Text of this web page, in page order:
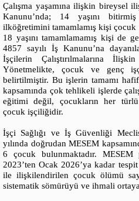
Çalışma yaşamına ilişkin bireysel
Kanunu’nda; 14 yaşını
ilköğretimini tamamlamış kişi çocuk
18 yaşını tamamlamamış kişi de
4857 sayılı İş Kanunu’na
İşçilerin Çalıştırılmalarına
Yönetmelikte, çocuk ve genç
belirtilmiştir. Bu işlerin tamamı
kapsamında çok tehlikeli işlerde
eğitimi değil, çocukların her türlü
çocuk işçiliğidir.
İşçi Sağlığı ve İş Güvenliği
yılında doğrudan MESEM
6 çocuk bulunmaktadır. MESEM
2023’ten Ocak 2026’ya kadar
ile ilişkilendirilen çocuk ölümü
sistematik sömürüyü ve ihmali